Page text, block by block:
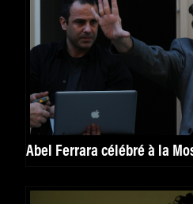
Abel Ferrara célébré à la